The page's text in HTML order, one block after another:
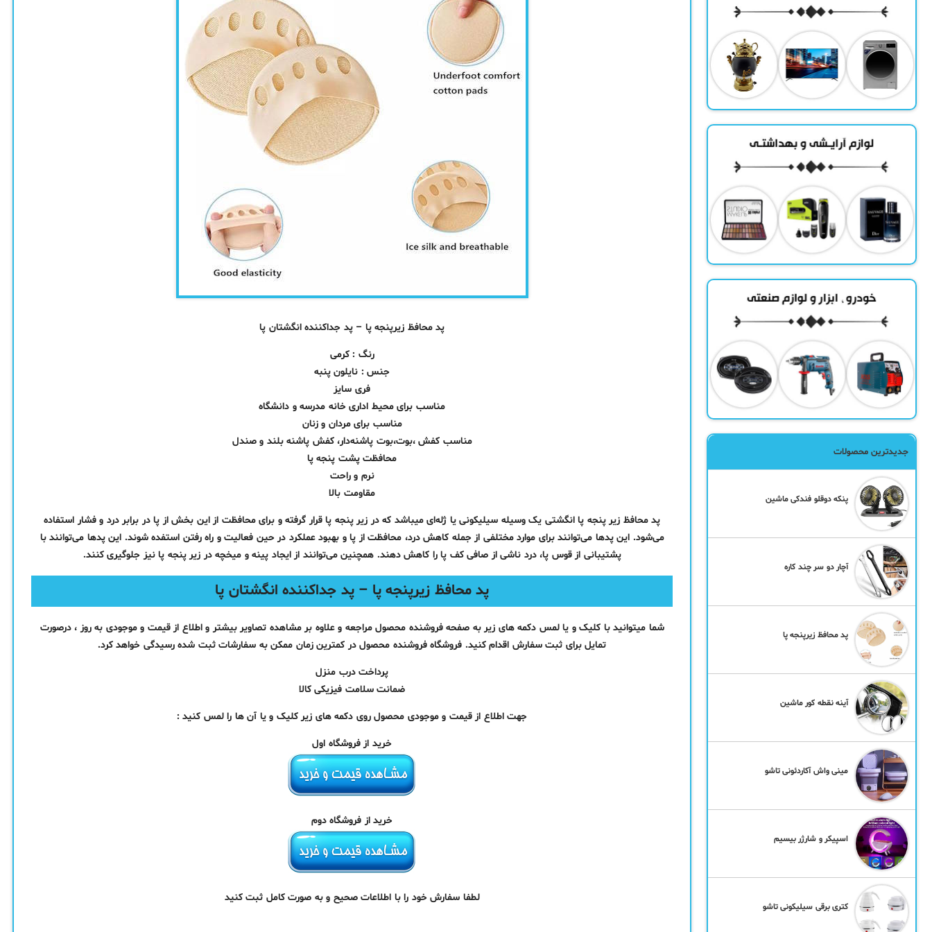
پد محافظ زیرپنجه پا – پد جداکننده انگشتان پا
رنگ : کرمی
جنس : نایلون پنبه
فری سایز
مناسب برای محیط اداری خانه مدرسه و دانشگاه
مناسب برای مردان و زنان
مناسب کفش ،بوت،بوت پاشنه‌دار، کفش پاشنه بلند و صندل
محافظت پشت پنجه پا
نرم و راحت
مقاومت بالا
پد محافظ زیر پنجه پا انگشتی یک وسیله سیلیکونی یا ژله‌ای میباشد که در زیر پنجه پا قرار گرفته و برای محافظت از این بخش از پا در برابر درد و فشار استفاده
می‌شود. این پدها می‌توانند برای موارد مختلفی از جمله کاهش درد، محافظت از پا و بهبود عملکرد در حین فعالیت و راه رفتن استفده شوند. این پدها می‌توانند با
پشتیبانی از قوس پا، درد ناشی از صافی کف پا را کاهش دهند. همچنین می‌توانند از ایجاد پینه و میخچه در زیر پنجه پا نیز جلوگیری کنند.
پد محافظ زیرپنجه پا – پد جداکننده انگشتان پا
شما میتوانید با کلیک و یا لمس دکمه های زیر به صفحه فروشنده محصول مراجعه و علاوه بر مشاهده تصاویر بیشتر و اطلاع از قیمت و موجودی به روز ، درصورت
تمایل برای ثبت سفارش اقدام کنید. فروشگاه فروشنده محصول در کمترین زمان ممکن به سفارشات ثبت شده رسیدگی خواهد کرد.
پرداخت درب منزل
ضمانت سلامت فیزیکی کالا
جهت اطلاع از قیمت و موجودی محصول روی دکمه های زیر کلیک و یا آن ها را لمس کنید :
خرید از فروشگاه اول
خرید از فروشگاه دوم
لطفا سفارش خود را با اطلاعات صحیح و به صورت کامل ثبت کنید
جدیدترین محصولات
پنکه دوقلو فندکی ماشین
آچار دو سر چند کاره
پد محافظ زیرپنجه پا
آینه نقطه کور ماشین
مینی واش آکاردئونی تاشو
اسپیکر و شارژر بیسیم
کتری برقی سیلیکونی تاشو